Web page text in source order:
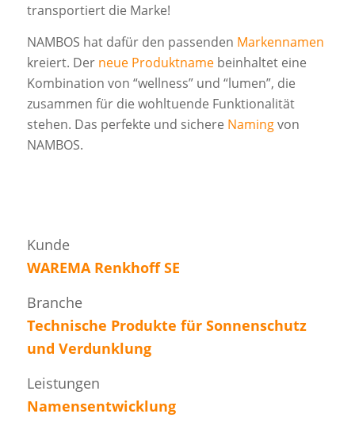
transportiert die Marke!
NAMBOS hat dafür den passenden Markennamen
kreiert. Der neue Produktnamebeinhaltet eine
Kombination von “wellness” und “lumen”, die
zusammen für die wohltuende Funktionalität
stehen. Das perfekte und sichere Namingvon
NAMBOS.
Kunde
WAREMA Renkhoff SE
Branche
Technische Produkte für Sonnenschutz
und Verdunklung
Leistungen
Namensentwicklung